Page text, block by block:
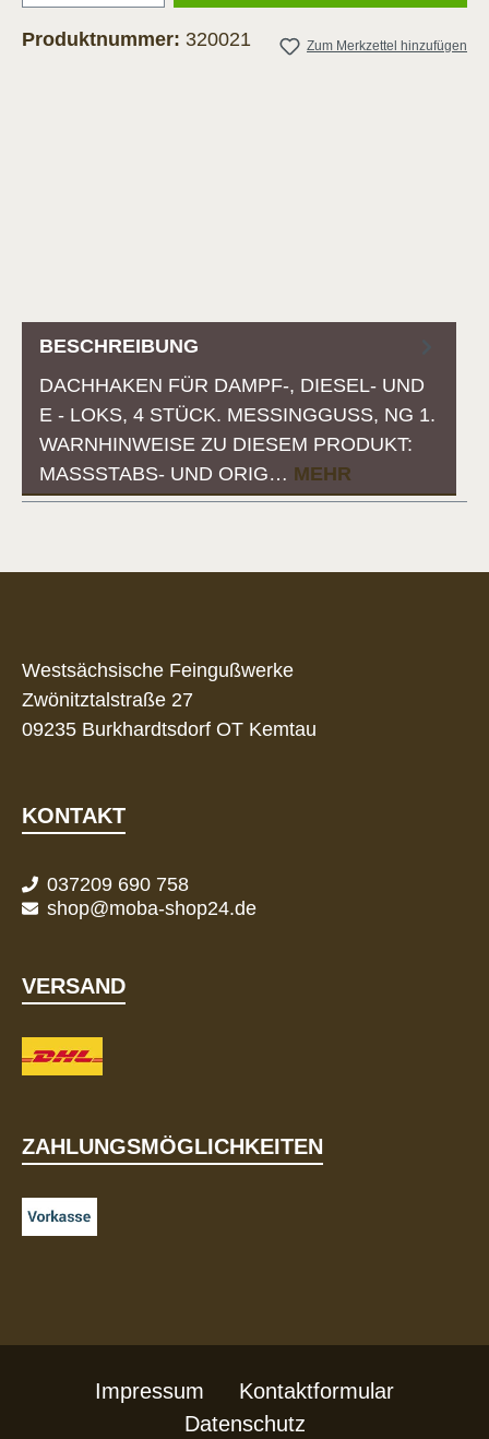
Zum Merkzettel hinzufügen
Produktnummer: 320021
BESCHREIBUNG
DACHHAKEN FÜR DAMPF-, DIESEL- UND
E - LOKS, 4 STÜCK. MESSINGGUSS, NG 1.
WARNHINWEISE ZU DIESEM PRODUKT: M
ASSSTABS- UND ORIG… MEHR
Westsächsische Feingußwerke
Zwönitztalstraße 27
09235 Burkhardtsdorf OT Kemtau
KONTAKT
037209 690 758
shop@moba-shop24.de
VERSAND
ZAHLUNGSMÖGLICHKEITEN
Impressum
Kontaktformular
Datenschutz